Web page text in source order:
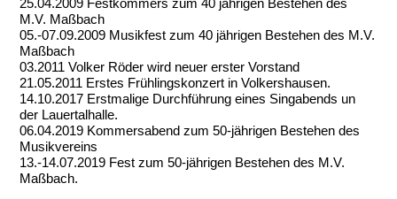
25.04.2009 Festkommers zum 40 jährigen Bestehen des
M.V. Maßbach
05.-07.09.2009 Musikfest zum 40 jährigen Bestehen des M.V.
Maßbach
03.2011 Volker Röder wird neuer erster Vorstand
21.05.2011 Erstes Frühlingskonzert in Volkershausen.
14.10.2017 Erstmalige Durchführung eines Singabends un
der Lauertalhalle.
06.04.2019 Kommersabend zum 50-jährigen Bestehen des
Musikvereins
13.-14.07.2019 Fest zum 50-jährigen Bestehen des M.V.
Maßbach.